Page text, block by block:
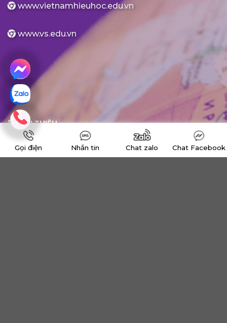
www.vietnamhieuhoc.edu.vn
www.vs.edu.vn
GIỚI THIỆU
Về chúng tôi
Gọi điện Nhắn tin Chat zalo Chat Facebook